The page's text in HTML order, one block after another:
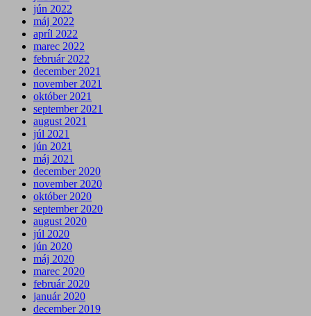
jún 2022
máj 2022
apríl 2022
marec 2022
február 2022
december 2021
november 2021
október 2021
september 2021
august 2021
júl 2021
jún 2021
máj 2021
december 2020
november 2020
október 2020
september 2020
august 2020
júl 2020
jún 2020
máj 2020
marec 2020
február 2020
január 2020
december 2019